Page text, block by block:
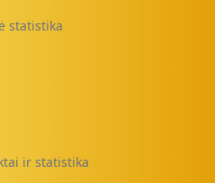
statistika
ir statistika